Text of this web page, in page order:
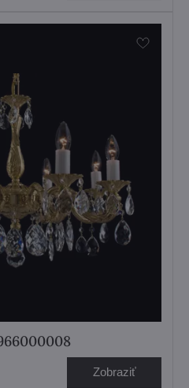
Zobraziť